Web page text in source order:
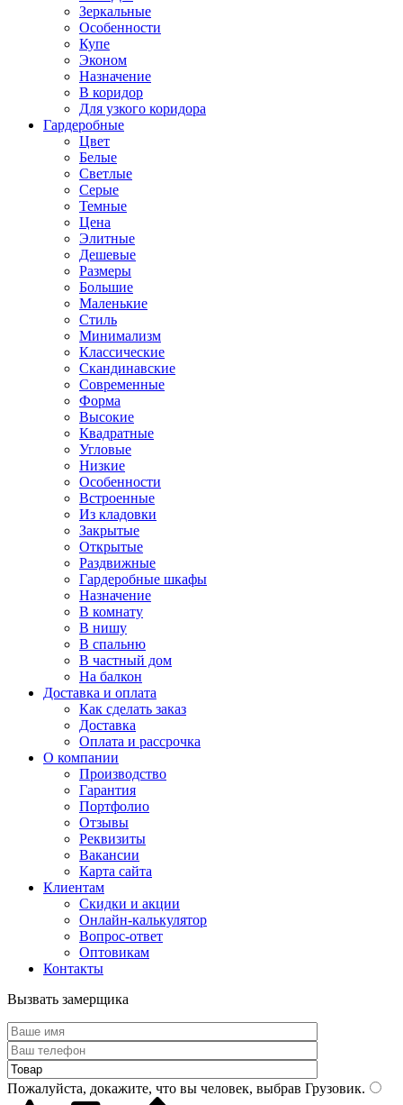
Зеркальные
Особенности
Купе
Эконом
Назначение
В коридор
Для узкого коридора
Гардеробные
Цвет
Белые
Светлые
Серые
Темные
Цена
Элитные
Дешевые
Размеры
Большие
Маленькие
Стиль
Минимализм
Классические
Скандинавские
Современные
Форма
Высокие
Квадратные
Угловые
Низкие
Особенности
Встроенные
Из кладовки
Закрытые
Открытые
Раздвижные
Гардеробные шкафы
Назначение
В комнату
В нишу
В спальню
В частный дом
На балкон
Доставка и оплата
Как сделать заказ
Доставка
Оплата и рассрочка
О компании
Производство
Гарантия
Портфолио
Отзывы
Реквизиты
Вакансии
Карта сайта
Клиентам
Скидки и акции
Онлайн-калькулятор
Вопрос-ответ
Оптовикам
Контакты
Вызвать замерщика
Пожалуйста, докажите, что вы человек, выбрав Грузовик.